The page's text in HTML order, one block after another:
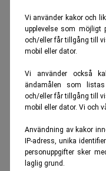
Vi använder kakor och
upplevelse som möjligt
och/eller får tillgång till
mobil eller dator.
Vi använder också
ändamålen som
och/eller får tillgång till
mobil eller dator. Vi och
Användning av kakor
IP-adress, unika
personuppgifter sker
laglig grund.